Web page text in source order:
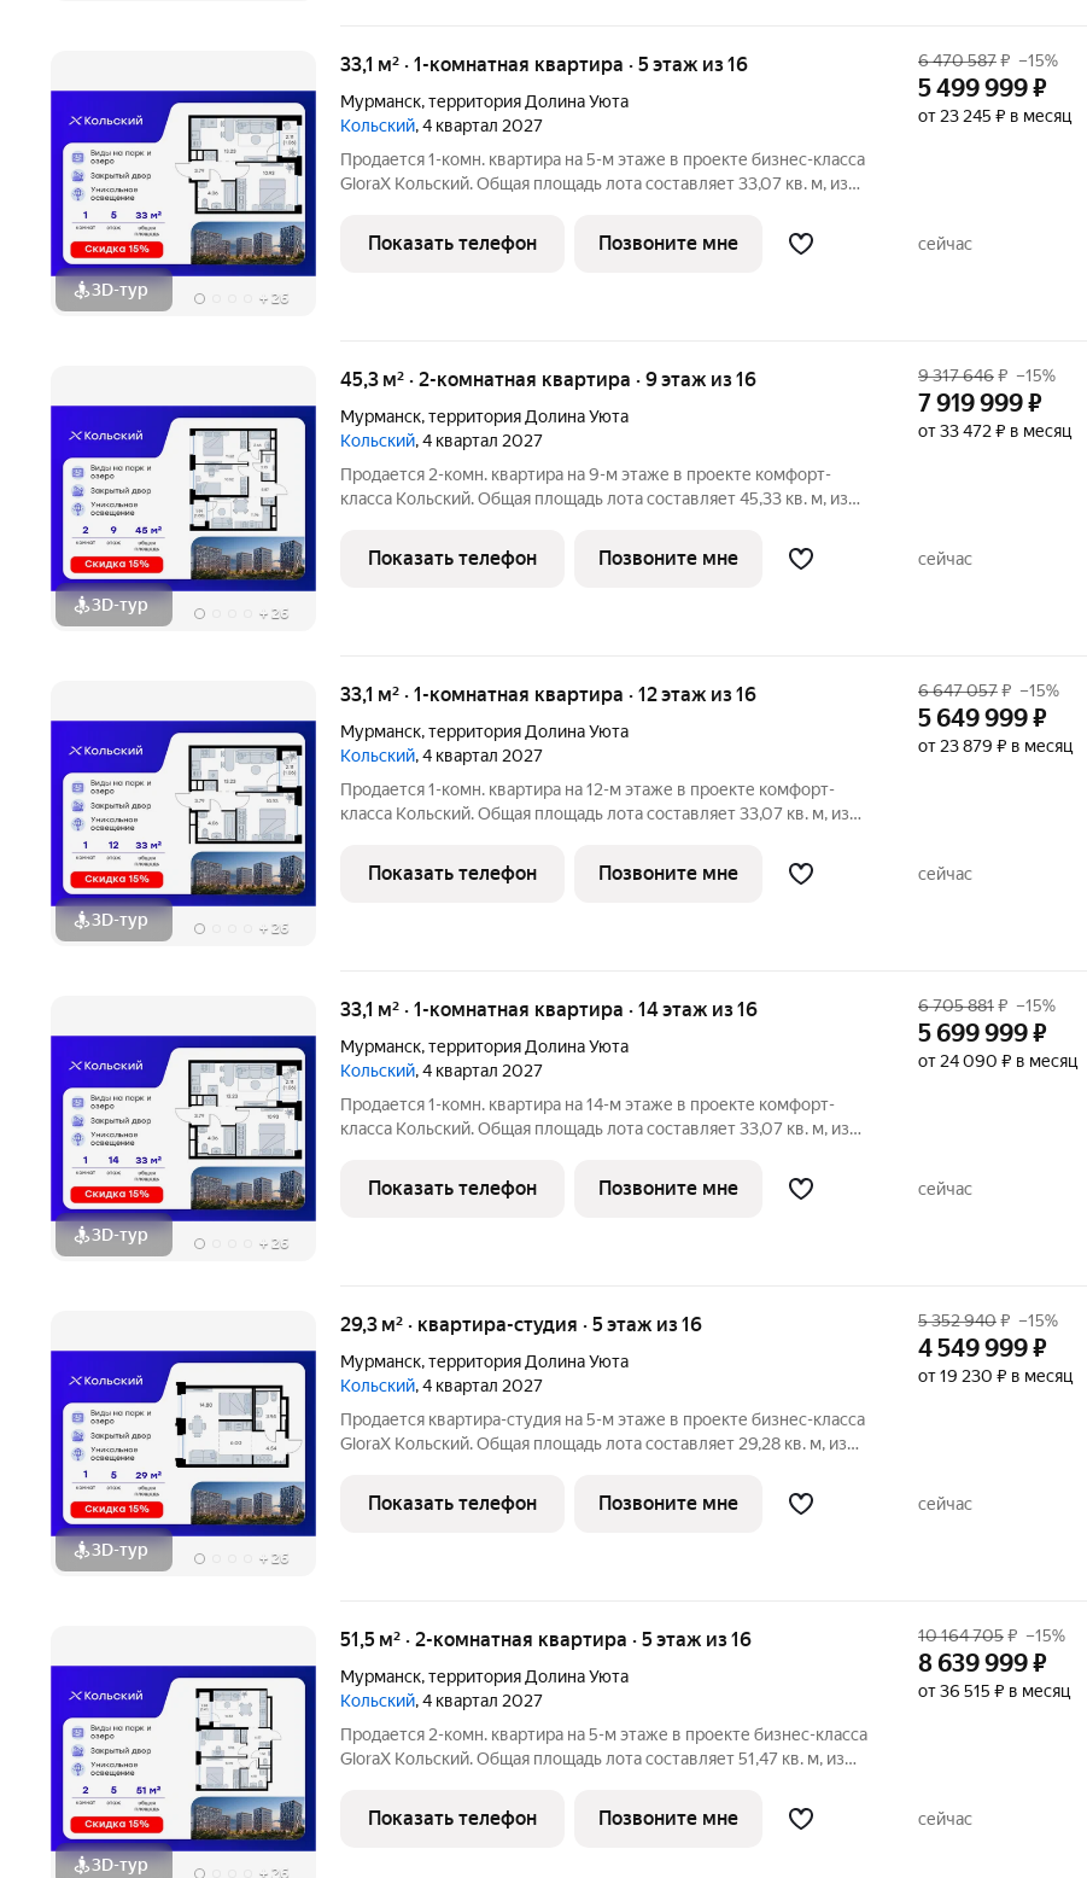
3D-тур + 26
33,1 м² · 1-комнатная квартира · 5 этаж из 16
Мурманск,территория Долина Уюта
Кольский, 4 квартал 2027
Продается 1-комн. квартира на 5-м этаже в проекте бизнес-класса
GloraX Кольский. Общая площадь лота составляет 33,07 кв. м, из
кухонную зону. Номер квартиры - 282. Старт продаж!
Преимущества
6 470 587₽ –15%
5 499 999₽
от 23 245 ₽ в месяц
Показать телефон Позвоните мне сейчас
3D-тур + 26
45,3 м² · 2-комнатная квартира · 9 этаж из 16
Мурманск,территория Долина Уюта
Кольский, 4 квартал 2027
Продается 2-комн. квартира на 9-м этаже в проекте комфорт-
класса Кольский. Общая площадь лота составляет 45,33 кв. м, из
кухонную зону. Номер квартиры - 325. Преимущества квартиры:
компактная 2
9 317 646₽ –15%
7 919 999₽
от 33 472 ₽ в месяц
Показать телефон Позвоните мне сейчас
3D-тур + 26
33,1 м² · 1-комнатная квартира · 12 этаж из 16
Мурманск,территория Долина Уюта
Кольский, 4 квартал 2027
Продается 1-комн. квартира на 12-м этаже в проекте комфорт-
класса Кольский. Общая площадь лота составляет 33,07 кв. м, из
кухонную зону. Номер квартиры - 366. Преимущества квартиры:
компактная
6 647 057₽ –15%
5 649 999₽
от 23 879 ₽ в месяц
Показать телефон Позвоните мне сейчас
3D-тур + 26
33,1 м² · 1-комнатная квартира · 14 этаж из 16
Мурманск,территория Долина Уюта
Кольский, 4 квартал 2027
Продается 1-комн. квартира на 14-м этаже в проекте комфорт-
класса Кольский. Общая площадь лота составляет 33,07 кв. м, из
кухонную зону. Номер квартиры - 390. Преимущества квартиры:
компактная
6 705 881₽ –15%
5 699 999₽
от 24 090 ₽ в месяц
Показать телефон Позвоните мне сейчас
3D-тур + 26
29,3 м² · квартира-студия · 5 этаж из 16
Мурманск,территория Долина Уюта
Кольский, 4 квартал 2027
Продается квартира-студия на 5-м этаже в проекте бизнес-класса
GloraX Кольский. Общая площадь лота составляет 29,28 кв. м, из
кухонную зону. Номер квартиры - 46. Старт продаж!
Преимущества
5 352 940₽ –15%
4 549 999₽
от 19 230 ₽ в месяц
Показать телефон Позвоните мне сейчас
3D-тур + 26
51,5 м² · 2-комнатная квартира · 5 этаж из 16
Мурманск,территория Долина Уюта
Кольский, 4 квартал 2027
Продается 2-комн. квартира на 5-м этаже в проекте бизнес-класса
GloraX Кольский. Общая площадь лота составляет 51,47 кв. м, из
кухонную зону. Номер квартиры - 633. Старт продаж!
Преимущества
10 164 705₽ –15%
8 639 999₽
от 36 515 ₽ в месяц
Показать телефон Позвоните мне сейчас